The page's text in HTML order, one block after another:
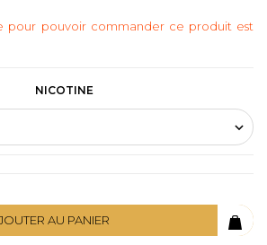
pour pouvoir commander ce produit est
NICOTINE
AU PANIER